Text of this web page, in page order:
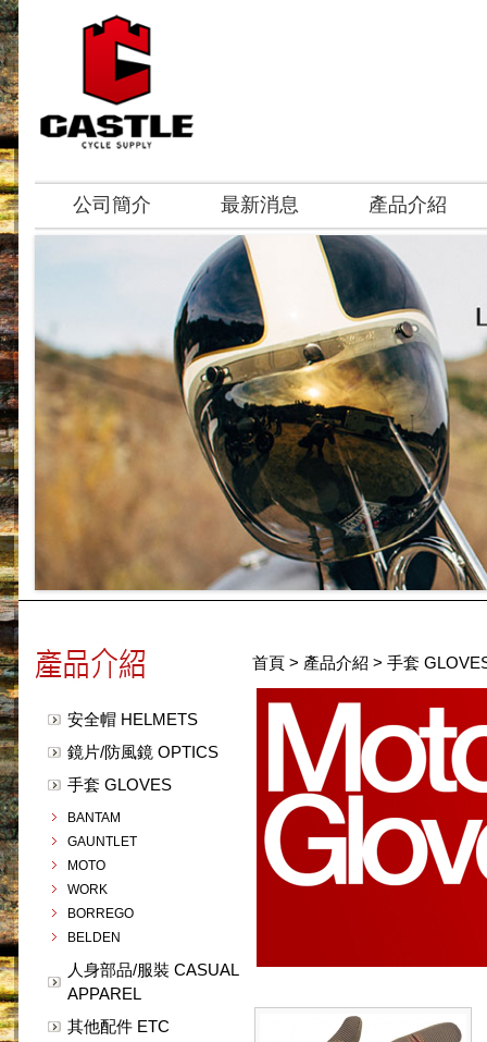
公司簡介 最新消息 產品介紹
安全帽 HELMETS
鏡片/防風鏡 OPTICS
手套 GLOVES
BANTAM
GAUNTLET
MOTO
WORK
BORREGO
BELDEN
人身部品/服裝 CASUAL
APPAREL
其他配件 ETC
首頁 > 產品介紹 > 手套